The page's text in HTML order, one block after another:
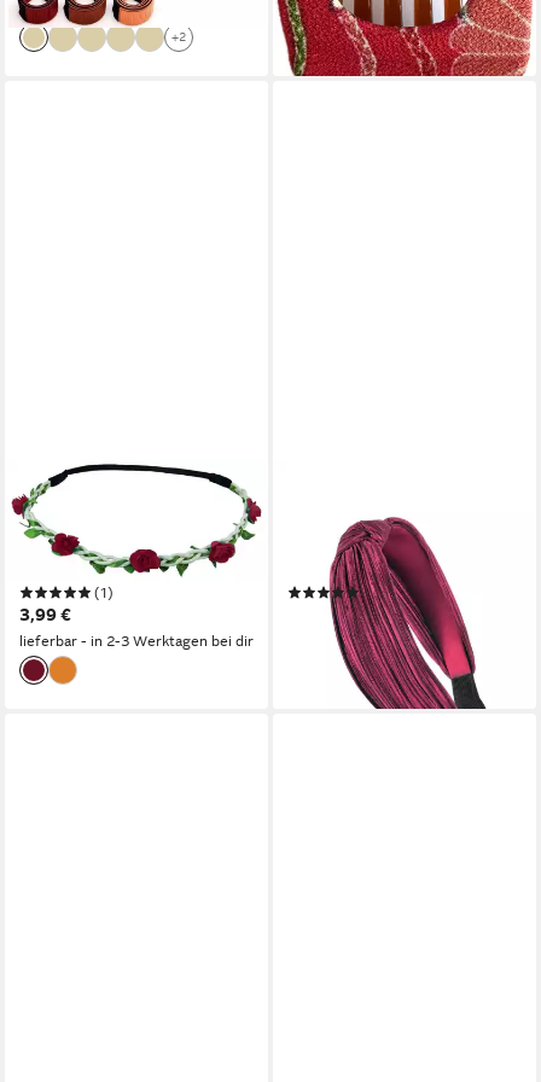
lieferbar - in 5-6 Werktagen bei dir
+2
TRACHTENLAND
Haarreif Blumen Haarband
"Bella" mit kleinen Rosen,
Haarschmuck Hochzeit
(1)
3,99 €
lieferbar - in 2-3 Werktagen bei dir
Samt und Knoten, Vintage
Damen Haareifen Haarband
(2)
14,95 €
lieferbar - in 3-4 Werktagen bei dir